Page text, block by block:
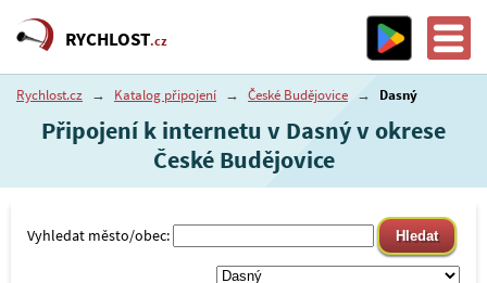
RYCHLOST.cz
Rychlost.cz → Katalog připojení → České Budějovice → Dasný
Připojení k internetu v Dasný v okrese
České Budějovice
Vyhledat město/obec: